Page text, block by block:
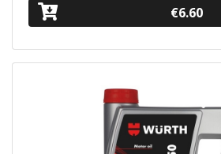
€6.60